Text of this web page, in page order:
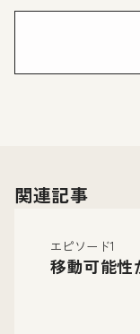
関連記事
エピソード1
移動可能性